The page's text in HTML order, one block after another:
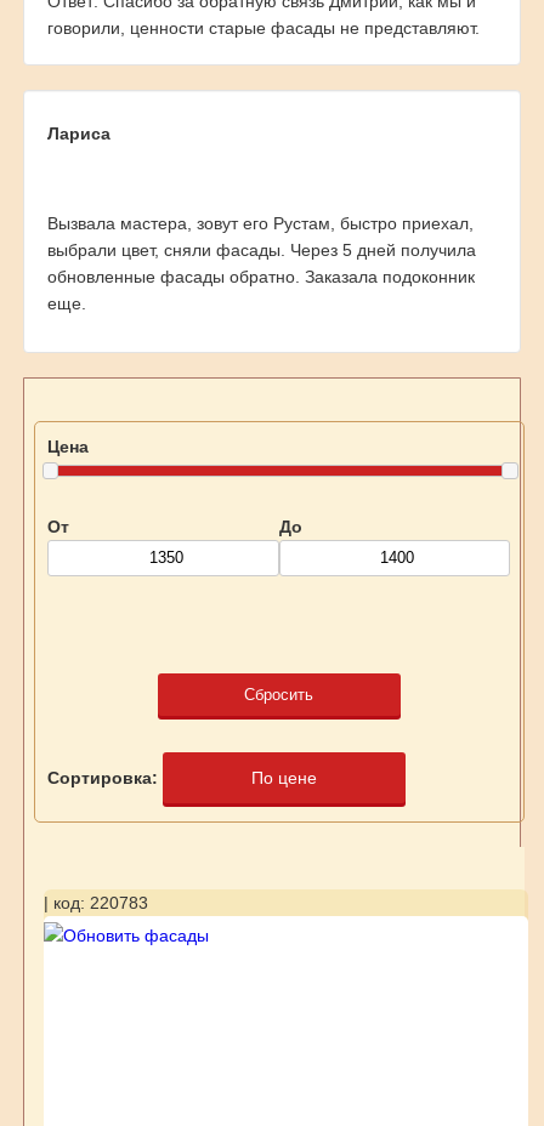
говорили, ценности старые фасады не представляют.
Лариса
Вызвала мастера, зовут его Рустам, быстро приехал,
выбрали цвет, сняли фасады. Через 5 дней получила
обновленные фасады обратно. Заказала подоконник
еще.
Цена
От До
Сбросить
Сортировка: По цене
| код: 220783